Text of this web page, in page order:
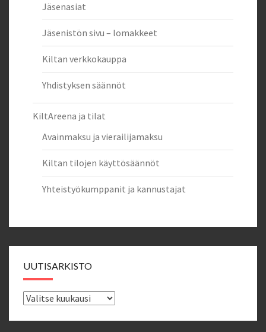
Jäsenasiat
Jäsenistön sivu – lomakkeet
Kiltan verkkokauppa
Yhdistyksen säännöt
KiltAreena ja tilat
Avainmaksu ja vierailijamaksu
Kiltan tilojen käyttösäännöt
Yhteistyökumppanit ja kannustajat
UUTISARKISTO
Uutisarkisto